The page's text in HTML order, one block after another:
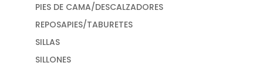
PIES DE CAMA/DESCALZADORES
REPOSAPIES/TABURETES
SILLAS
SILLONES